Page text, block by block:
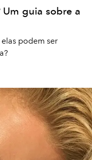
guia sobre a
podem ser